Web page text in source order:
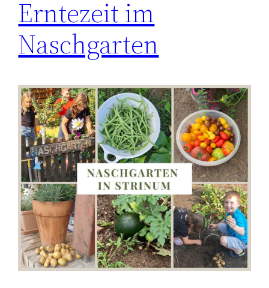
Erntezeit im
Naschgarten